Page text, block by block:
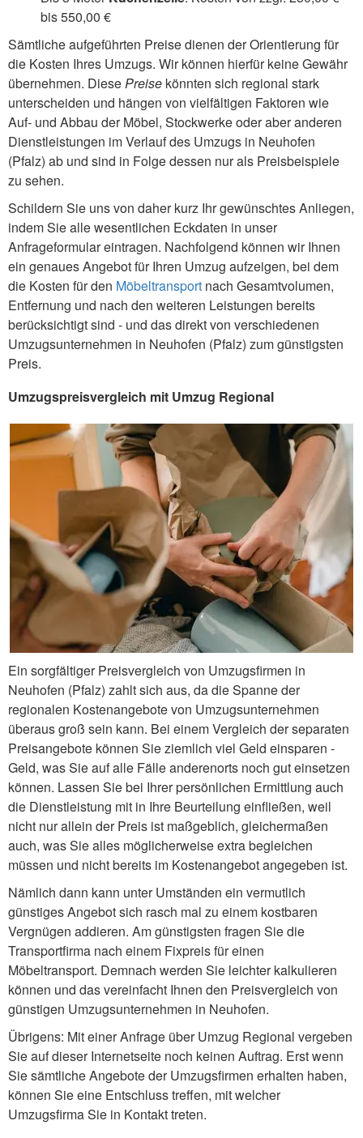
bis 550,00 €
Sämtliche aufgeführten Preise dienen der Orientierung für
die Kosten Ihres Umzugs. Wir können hierfür keine Gewähr
übernehmen. DiesePreise könnten sich regional stark
unterscheiden und hängen von vielfältigen Faktoren wie
Auf- und Abbau der Möbel, Stockwerke oder aber anderen
Dienstleistungen im Verlauf des Umzugs in Neuhofen
(Pfalz) ab und sind in Folge dessen nur als Preisbeispiele
zu sehen.
Schildern Sie uns von daher kurz Ihr gewünschtes Anliegen,
indem Sie alle wesentlichen Eckdaten in unser
Anfrageformular eintragen. Nachfolgend können wir Ihnen
ein genaues Angebot für Ihren Umzug aufzeigen, bei dem
die Kosten für den Möbeltransport nach Gesamtvolumen,
Entfernung und nach den weiteren Leistungen bereits
berücksichtigt sind - und das direkt von verschiedenen
Umzugsunternehmen in Neuhofen (Pfalz) zum günstigsten
Preis.
Umzugspreisvergleich mit Umzug Regional
Ein sorgfältiger Preisvergleich von Umzugsfirmen in
Neuhofen (Pfalz) zahlt sich aus, da die Spanne der
regionalen Kostenangebote von Umzugsunternehmen
überaus groß sein kann. Bei einem Vergleich der separaten
Preisangebote können Sie ziemlich viel Geld einsparen -
Geld, was Sie auf alle Fälle anderenorts noch gut einsetzen
können. Lassen Sie bei Ihrer persönlichen Ermittlung auch
die Dienstleistung mit in Ihre Beurteilung einfließen, weil
nicht nur allein der Preis ist maßgeblich, gleichermaßen
auch, was Sie alles möglicherweise extra begleichen
müssen und nicht bereits im Kostenangebot angegeben ist.
Nämlich dann kann unter Umständen ein vermutlich
günstiges Angebot sich rasch mal zu einem kostbaren
Vergnügen addieren. Am günstigsten fragen Sie die
Transportfirma nach einem Fixpreis für einen
Möbeltransport. Demnach werden Sie leichter kalkulieren
können und das vereinfacht Ihnen den Preisvergleich von
günstigen Umzugsunternehmen in Neuhofen.
Übrigens: Mit einer Anfrage über Umzug Regional vergeben
Sie auf dieser Internetseite noch keinen Auftrag. Erst wenn
Sie sämtliche Angebote der Umzugsfirmen erhalten haben,
können Sie eine Entschluss treffen, mit welcher
Umzugsfirma Sie in Kontakt treten.